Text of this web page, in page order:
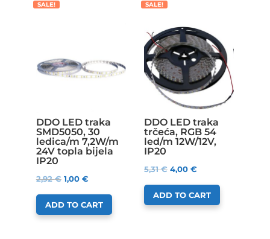
SALE!
DDO LED traka
SMD5050, 30
ledica/m 7,2W/m
24V topla bijela
IP20
2,92€ 1,00 €
ADD TO CART
SALE!
DDO LED traka
trčeća, RGB 54
led/m 12W/12V,
IP20
5,31€ 4,00 €
ADD TO CART